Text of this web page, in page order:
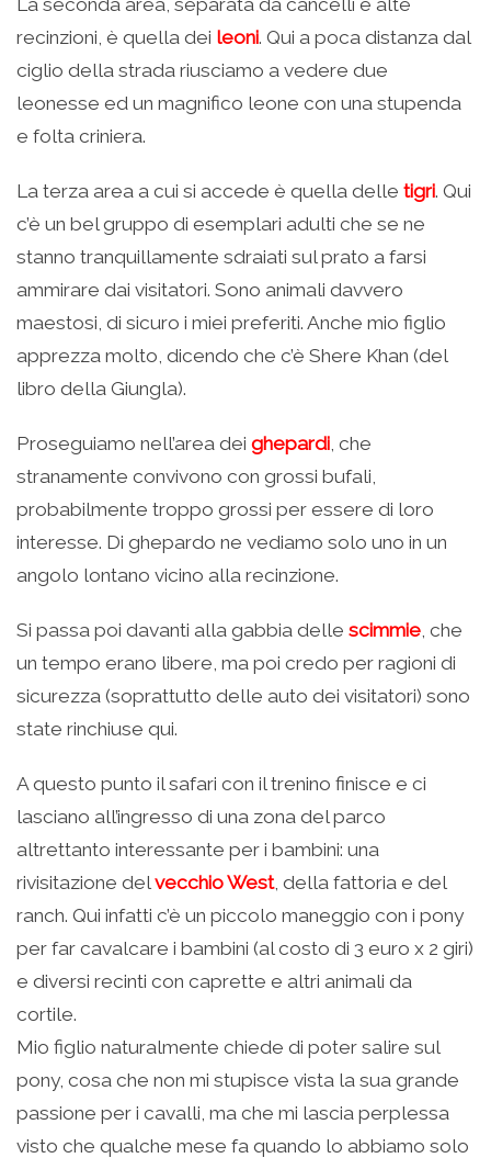
recinzioni, è quella dei leoni. Qui a poca distanza dal
ciglio della strada riusciamo a vedere due
leonesse ed un magnifico leone con una stupenda
e folta criniera.
La terza area a cui si accede è quella delle tigri. Qui
c’è un bel gruppo di esemplari adulti che se ne
stanno tranquillamente sdraiati sul prato a farsi
ammirare dai visitatori. Sono animali davvero
maestosi, di sicuro i miei preferiti. Anche mio figlio
apprezza molto, dicendo che c’è Shere Khan (del
libro della Giungla).
Proseguiamo nell’area dei ghepardi , che
stranamente convivono con grossi bufali,
probabilmente troppo grossi per essere di loro
interesse. Di ghepardo ne vediamo solo uno in un
angolo lontano vicino alla recinzione.
Si passa poi davanti alla gabbia delle scimmie , che
un tempo erano libere, ma poi credo per ragioni di
sicurezza (soprattutto delle auto dei visitatori) sono
state rinchiuse qui.
A questo punto il safari con il trenino finisce e ci
lasciano all’ingresso di una zona del parco
altrettanto interessante per i bambini: una
rivisitazione del vecchio West, della fattoria e del
ranch. Qui infatti c’è un piccolo maneggio con i pony
per far cavalcare i bambini (al costo di 3 euro x 2 giri)
e diversi recinti con caprette e altri animali da
cortile.
Mio figlio naturalmente chiede di poter salire sul
pony, cosa che non mi stupisce vista la sua grande
passione per i cavalli, ma che mi lascia perplessa
visto che qualche mese fa quando lo abbiamo solo